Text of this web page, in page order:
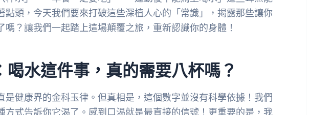
點頭，今天我們要來打破這些深植人心的「常識」，揭露那些讓你
？讓我們一起踏上這場顛覆之旅，重新認識你的身體！
水這件事，真的需要八杯嗎？
是健康界的金科玉律。但真相是，這個數字並沒有科學依據！我們
方式告訴你它渴了。感到口渴就是最直接的信號！更重要的是，我